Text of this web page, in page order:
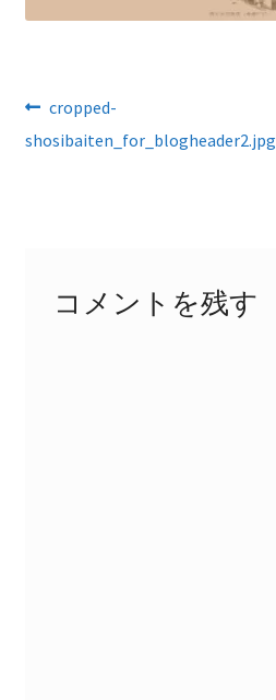
投
稿
ー
前
の
cropped-
shosibaiten_for_blogheader2.jpg
コメントを残す